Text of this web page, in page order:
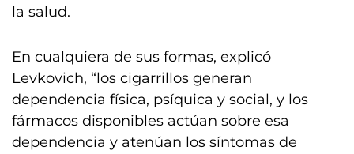
la salud.
En cualquiera de sus formas, explicó
Levkovich, “los cigarrillos generan
dependencia física, psíquica y social, y los
fármacos disponibles actúan sobre esa
dependencia y atenúan los síntomas de